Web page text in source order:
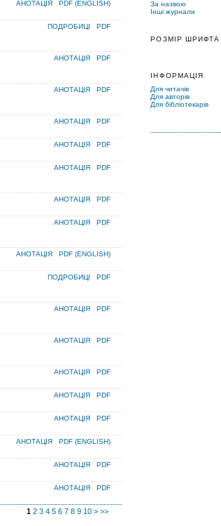
За назвою
Інші журнали
РОЗМІР ШРИФТА
ІНФОРМАЦІЯ
Для читачів
Для авторів
Для бібліотекарів
АНОТАЦІЯ PDF (ENGLISH)
ПОДРОБИЦІ PDF
АНОТАЦІЯ PDF
АНОТАЦІЯ PDF
АНОТАЦІЯ PDF
АНОТАЦІЯ PDF
АНОТАЦІЯ PDF
АНОТАЦІЯ PDF
АНОТАЦІЯ PDF
АНОТАЦІЯ PDF (ENGLISH)
ПОДРОБИЦІ PDF
АНОТАЦІЯ PDF
АНОТАЦІЯ PDF
АНОТАЦІЯ PDF
АНОТАЦІЯ PDF
АНОТАЦІЯ PDF
АНОТАЦІЯ PDF (ENGLISH)
АНОТАЦІЯ PDF
АНОТАЦІЯ PDF
1 2 3 4 5 6 7 8 9 10 > >>